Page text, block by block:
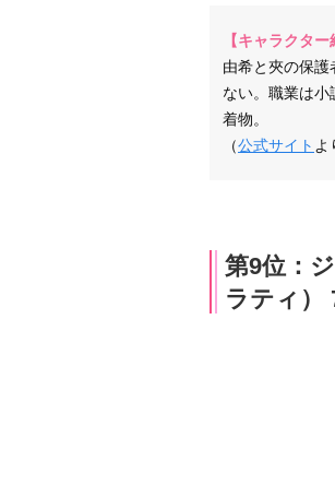
【キャラクター
由希と夾の保護
ない。職業は
着物。
（公式サイト よ
第9位：
ラティ）